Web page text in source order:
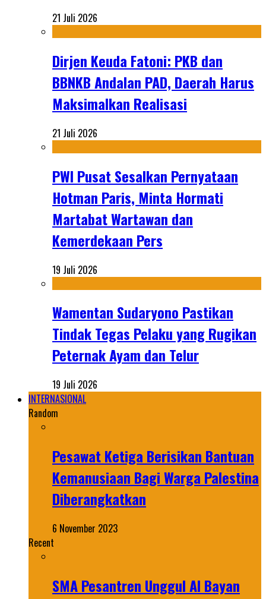
21 Juli 2026
Dirjen Keuda Fatoni: PKB dan
BBNKB Andalan PAD, Daerah Harus
Maksimalkan Realisasi
21 Juli 2026
PWI Pusat Sesalkan Pernyataan
Hotman Paris, Minta Hormati
Martabat Wartawan dan
Kemerdekaan Pers
19 Juli 2026
Wamentan Sudaryono Pastikan
Tindak Tegas Pelaku yang Rugikan
Peternak Ayam dan Telur
19 Juli 2026
INTERNASIONAL
Random
Pesawat Ketiga Berisikan Bantuan
Kemanusiaan Bagi Warga Palestina
Diberangkatkan
6 November 2023
Recent
SMA Pesantren Unggul Al Bayan